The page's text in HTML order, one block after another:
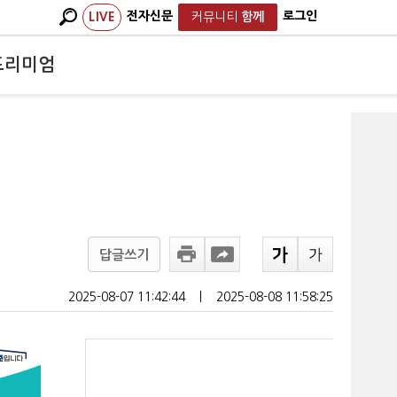
LIVE 전자신문 커뮤니티 함께 로그인
리미엄
답글쓰기
2025-08-07 11:42:44 2025-08-08 11:58:25